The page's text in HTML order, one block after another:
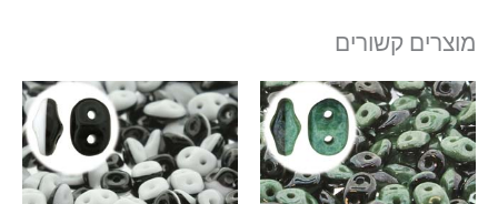
מוצרים קשורים